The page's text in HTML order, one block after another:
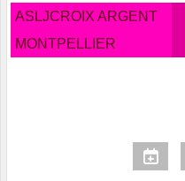
ASLJCROIX ARGENT
MONTPELLIER